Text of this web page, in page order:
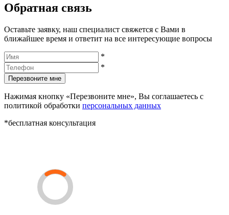
Обратная связь
Оставьте заявку, наш специалист свяжется с Вами в
ближайшее время и ответит на все интересующие вопросы
*
*
Перезвоните мне
Нажимая кнопку «Перезвоните мне», Вы соглашаетесь с
политикой обработки персональных данных
*бесплатная консультация